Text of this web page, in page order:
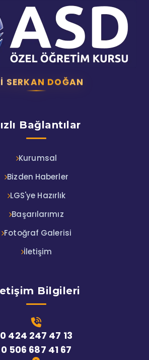
SERKAN DOĞAN
Bağlantılar
Kurumsal
Bizden Haberler
LGS'ye Hazırlık
Başarılarımız
Fotoğraf Galerisi
İletişim
Bilgileri
0 424 247 47 13
0 506 687 41 67